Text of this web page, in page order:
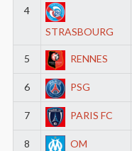
4
STRASBOURG
5 RENNES
6 PSG
7 PARIS FC
8 OM